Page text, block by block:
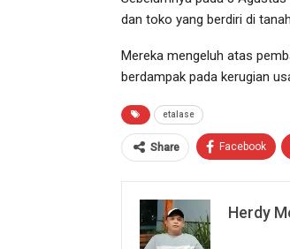
dan toko yang berdiri di
Mereka mengeluh atas
berdampak pada kerugian
etalase
Share Facebook
Herdy